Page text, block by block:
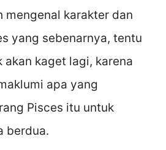
mengenal karakter dan
yang sebenarnya, tentu
akan kaget lagi, karena
apa yang
Pisces itu untuk
berdua.